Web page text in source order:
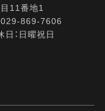
11番地1
869-7606
：日曜祝日